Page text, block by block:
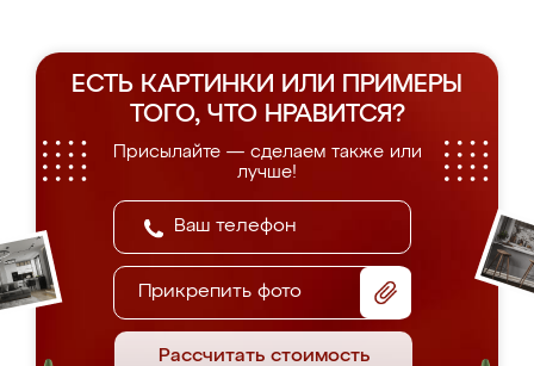
ЕСТЬ КАРТИНКИ ИЛИ ПРИМЕРЫ
ТОГО, ЧТО НРАВИТСЯ?
Присылайте — сделаем также или
лучше!
Прикрепить фото
Рассчитать стоимость